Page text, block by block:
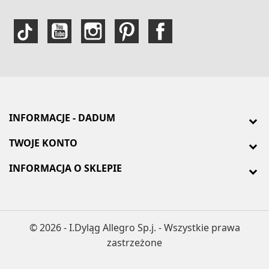
INFORMACJE - DADUM
TWOJE KONTO
INFORMACJA O SKLEPIE
© 2026 - I.Dyląg Allegro Sp.j. - Wszystkie prawa
zastrzeżone